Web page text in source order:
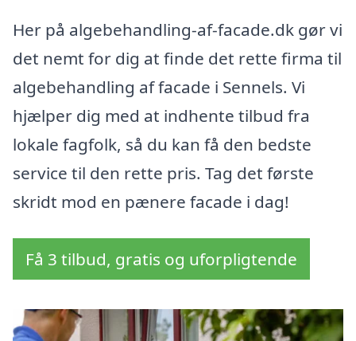
Her på algebehandling-af-facade.dk gør vi
det nemt for dig at finde det rette firma til
algebehandling af facade i Sennels. Vi
hjælper dig med at indhente tilbud fra
lokale fagfolk, så du kan få den bedste
service til den rette pris. Tag det første
skridt mod en pænere facade i dag!
Få 3 tilbud, gratis og uforpligtende